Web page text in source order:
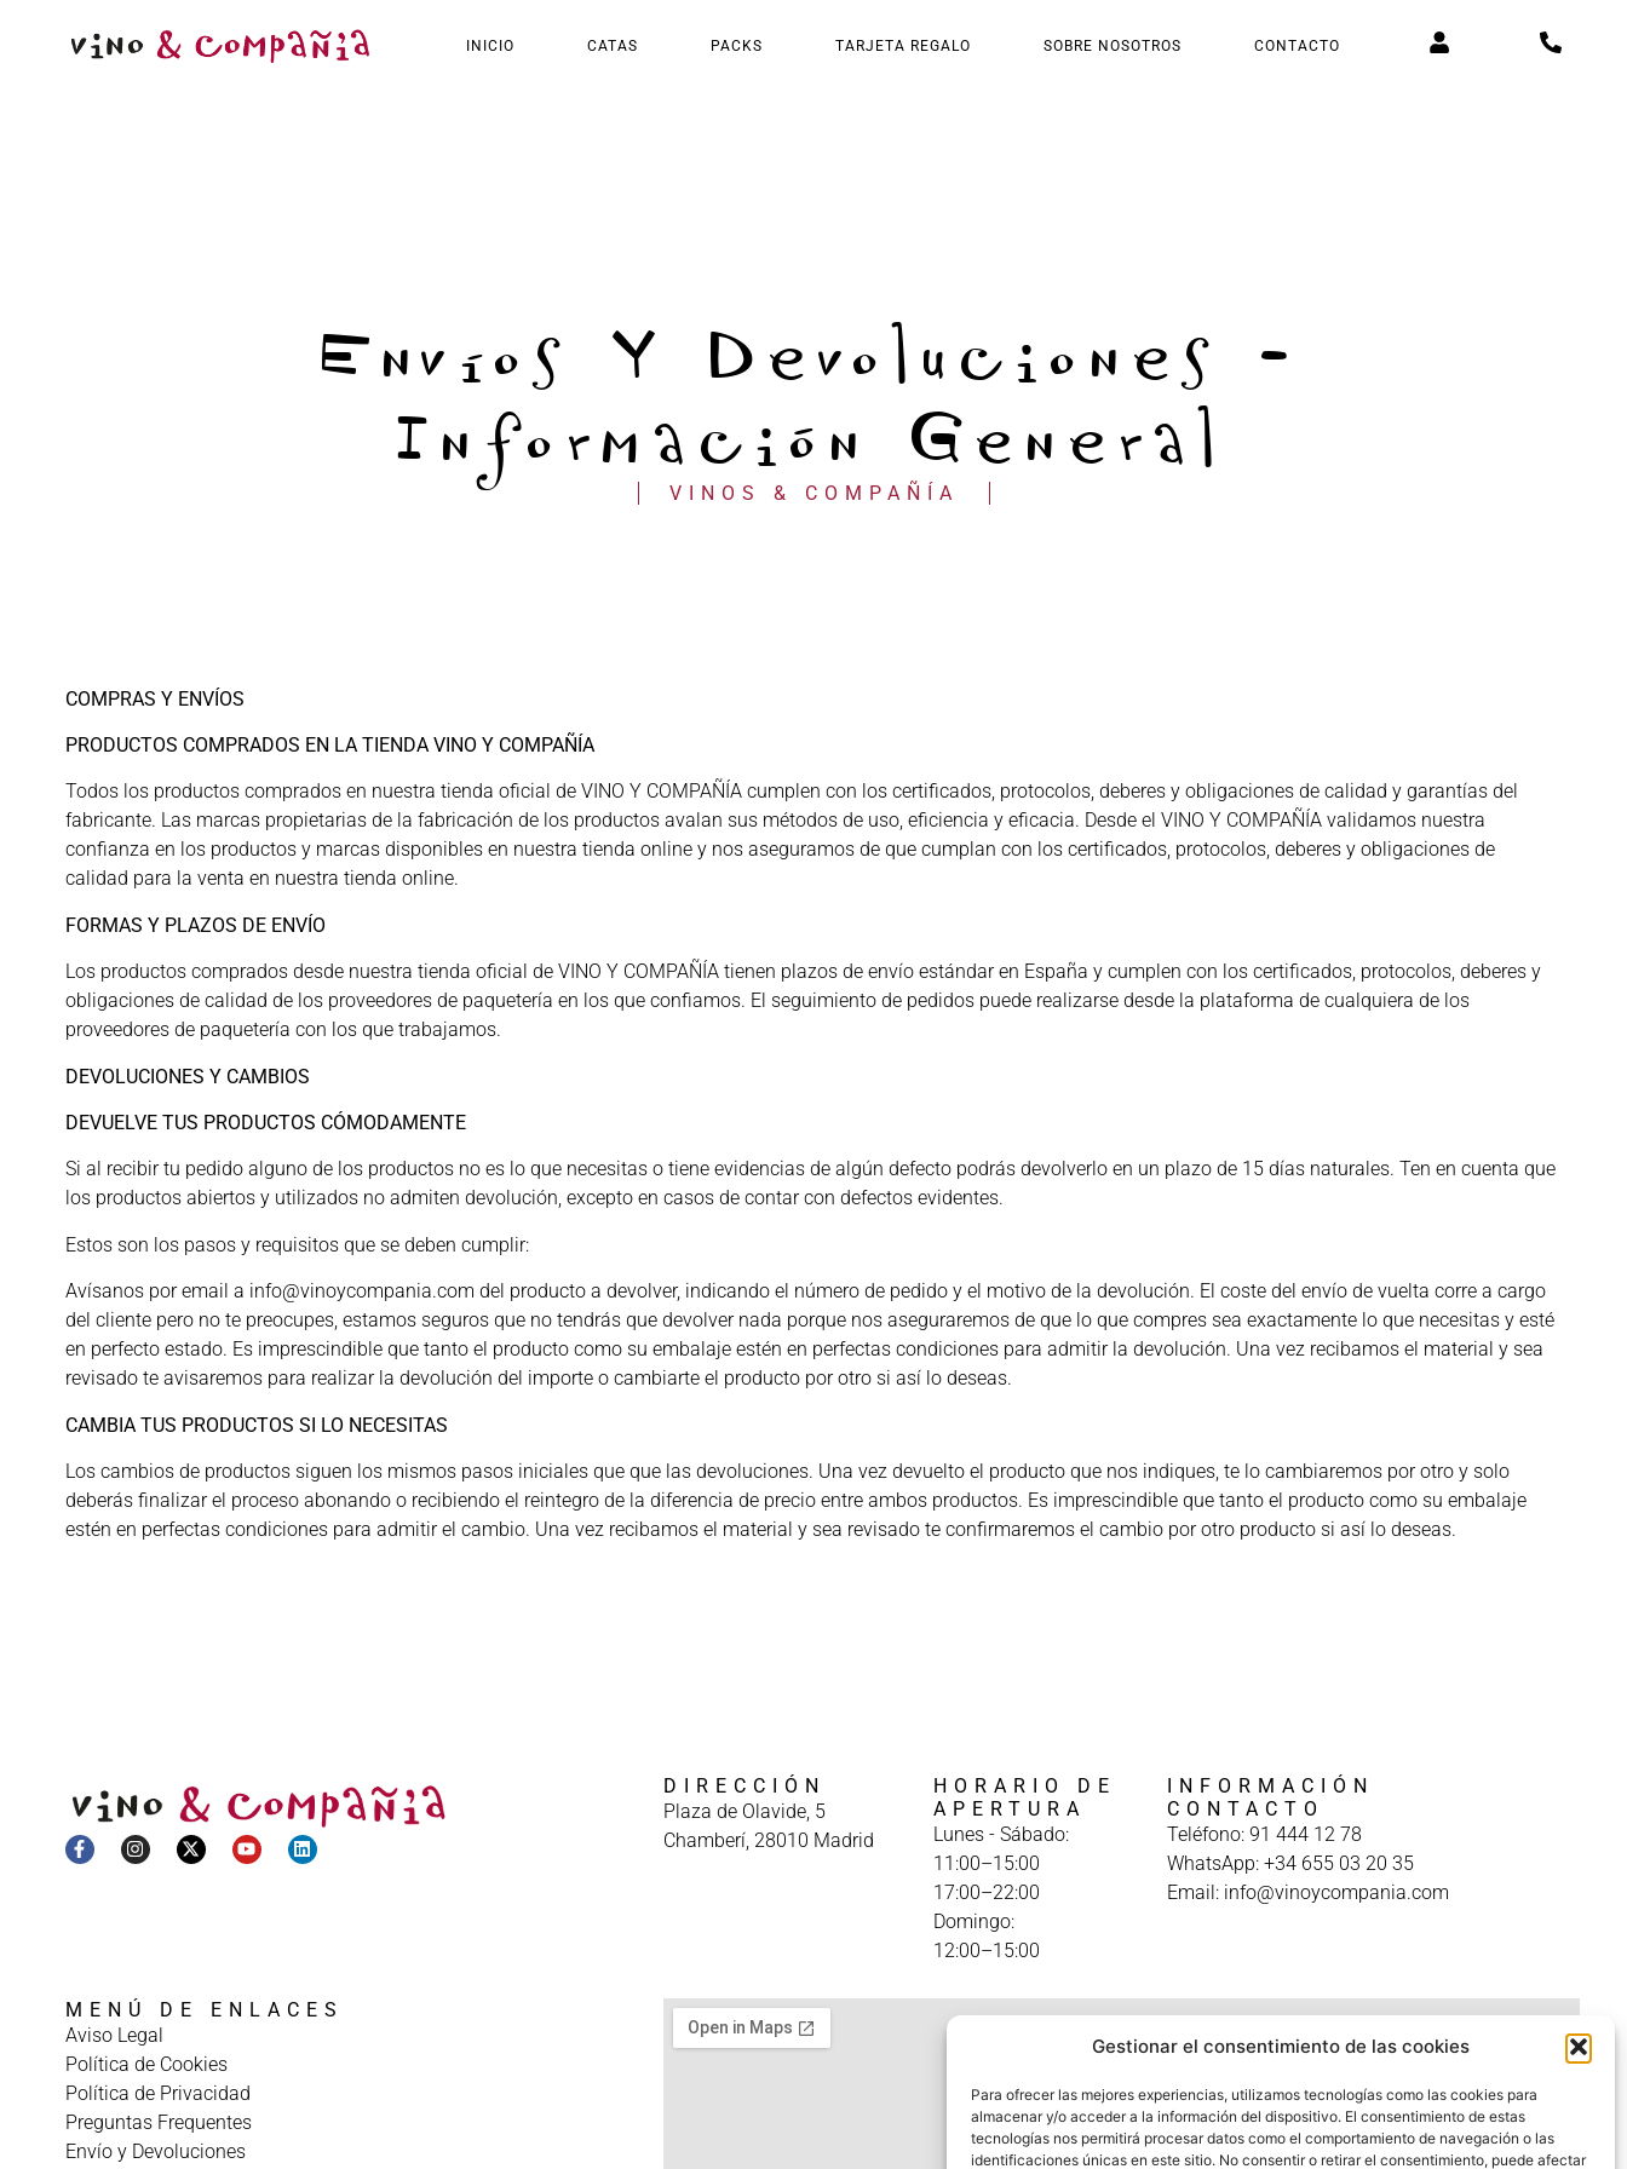
Gestionar el consentimiento de las cookies
Para ofrecer las mejores experiencias, utilizamos tecnologías como las cookies para
almacenar y/o acceder a la información del dispositivo. El consentimiento de estas
tecnologías nos permitirá procesar datos como el comportamiento de navegación o las
identificaciones únicas en este sitio. No consentir o retirar el consentimiento, puede afectar
INICIO CATAS PACKS TARJETA REGALO SOBRE NOSOTROS CONTACTO
Envíos Y Devoluciones -
Información General
VINOS & COMPAÑÍA
COMPRAS Y ENVÍOS
PRODUCTOS COMPRADOS EN LA TIENDA VINO Y COMPAÑÍA
Todos los productos comprados en nuestra tienda oficial de VINO Y COMPAÑÍA cumplen con los certificados, protocolos, deberes y obligaciones de calidad y garantías del
fabricante. Las marcas propietarias de la fabricación de los productos avalan sus métodos de uso, eficiencia y eficacia. Desde el VINO Y COMPAÑÍA validamos nuestra
confianza en los productos y marcas disponibles en nuestra tienda online y nos aseguramos de que cumplan con los certificados, protocolos, deberes y obligaciones de
calidad para la venta en nuestra tienda online.
FORMAS Y PLAZOS DE ENVÍO
Los productos comprados desde nuestra tienda oficial de VINO Y COMPAÑÍA tienen plazos de envío estándar en España y cumplen con los certificados, protocolos, deberes y
obligaciones de calidad de los proveedores de paquetería en los que confiamos. El seguimiento de pedidos puede realizarse desde la plataforma de cualquiera de los
proveedores de paquetería con los que trabajamos.
DEVOLUCIONES Y CAMBIOS
DEVUELVE TUS PRODUCTOS CÓMODAMENTE
Si al recibir tu pedido alguno de los productos no es lo que necesitas o tiene evidencias de algún defecto podrás devolverlo en un plazo de 15 días naturales. Ten en cuenta que
los productos abiertos y utilizados no admiten devolución, excepto en casos de contar con defectos evidentes.
Estos son los pasos y requisitos que se deben cumplir:
Avísanos por email a info@vinoycompania.com del producto a devolver, indicando el número de pedido y el motivo de la devolución. El coste del envío de vuelta corre a cargo
del cliente pero no te preocupes, estamos seguros que no tendrás que devolver nada porque nos aseguraremos de que lo que compres sea exactamente lo que necesitas y esté
en perfecto estado. Es imprescindible que tanto el producto como su embalaje estén en perfectas condiciones para admitir la devolución. Una vez recibamos el material y sea
revisado te avisaremos para realizar la devolución del importe o cambiarte el producto por otro si así lo deseas.
CAMBIA TUS PRODUCTOS SI LO NECESITAS
Los cambios de productos siguen los mismos pasos iniciales que que las devoluciones. Una vez devuelto el producto que nos indiques, te lo cambiaremos por otro y solo
deberás finalizar el proceso abonando o recibiendo el reintegro de la diferencia de precio entre ambos productos. Es imprescindible que tanto el producto como su embalaje
estén en perfectas condiciones para admitir el cambio. Una vez recibamos el material y sea revisado te confirmaremos el cambio por otro producto si así lo deseas.
DIRECCIÓN
Plaza de Olavide, 5
Chamberí, 28010 Madrid
HORARIO DE
APERTURA
Lunes - Sábado:
11:00–15:00
17:00–22:00
Domingo:
12:00–15:00
INFORMACIÓN
CONTACTO
Teléfono: 91 444 12 78
WhatsApp: +34 655 03 20 35
Email: info@vinoycompania.com
MENÚ DE ENLACES
Aviso Legal
Política de Cookies
Política de Privacidad
Preguntas Frequentes
Envío y Devoluciones